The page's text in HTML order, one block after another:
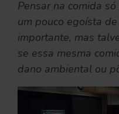
Pensar na comida
um pouco egoísta
importante, mas
se essa mesma
dano ambiental ou